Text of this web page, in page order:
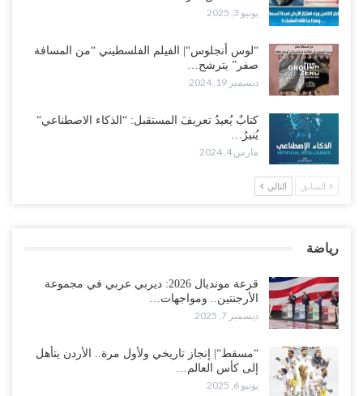
يونيو 3, 2025
“لوس أنجلوس“| الفيلم الفلسطيني “من المسافة
صفر” يترشح…
ديسمبر 19, 2024
كتابٌ يُعيدُ تعريفَ المستقبل: “الذكاء الاصطناعي“
يُنيرُ…
مارس 4, 2024
السابق التالي
رياضة
قرعة مونديال 2026: ديربي عربي في مجموعة
الأرجنتين.. ومواجهات…
ديسمبر 7, 2025
“مسقط“| إنجاز تاريخي ولأول مرة.. الأردن يتأهل
إلى كأس العالم…
يونيو 6, 2025